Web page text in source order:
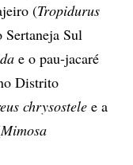
(Tropidurus
Sertaneja Sul
e o pau-jacaré
Distrito
chrysostele e a
Mimosa